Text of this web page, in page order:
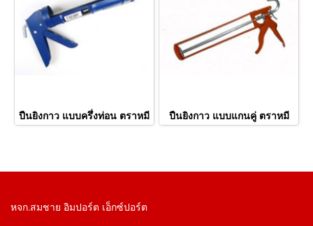
ปืนยิงกาว แบบครึ่งท่อน ตราหมี ปืนยิงกาว แบบแกนคู่ ตราหมี
หจก.สมชาย อิมปอร์ต เอ็กซ์ปอร์ต